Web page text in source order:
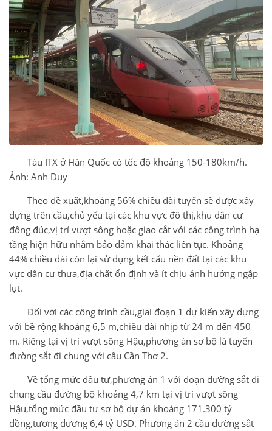
Tàu ITX ở Hàn Quốc có tốc độ khoảng 150-180km/h.
Ảnh: Anh Duy
Theo đề xuất,khoảng 56% chiều dài tuyến sẽ được xây
dựng trên cầu,chủ yếu tại các khu vực đô thị,khu dân cư
đông đúc,vị trí vượt sông hoặc giao cắt với các công trình hạ
tầng hiện hữu nhằm bảo đảm khai thác liên tục. Khoảng
44% chiều dài còn lại sử dụng kết cấu nền đất tại các khu
vực dân cư thưa,địa chất ổn định và ít chịu ảnh hưởng ngập
lụt.
Đối với các công trình cầu,giai đoạn 1 dự kiến xây dựng
với bề rộng khoảng 6,5 m,chiều dài nhịp từ 24 m đến 450
m. Riêng tại vị trí vượt sông Hậu,phương án sơ bộ là tuyến
đường sắt đi chung với cầu Cần Thơ 2.
Về tổng mức đầu tư,phương án 1 với đoạn đường sắt đi
chung cầu đường bộ khoảng 4,7 km tại vị trí vượt sông
Hậu,tổng mức đầu tư sơ bộ dự án khoảng 171.300 tỷ
đồng,tương đương 6,4 tỷ USD. Phương án 2 cầu đường sắt